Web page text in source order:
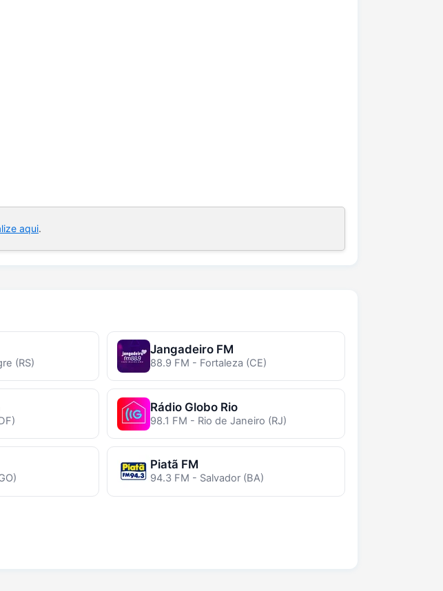
aqui.
(RS)
Jangadeiro FM
88.9 FM - Fortaleza (CE)
Rádio Globo Rio
98.1 FM - Rio de Janeiro (RJ)
Piatã FM
94.3 FM - Salvador (BA)